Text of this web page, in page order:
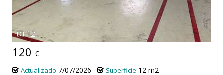
12
120 €
Actualizado 7/07/2026 Superficie 12 m2